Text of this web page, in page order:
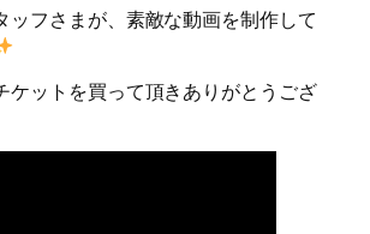
ッフさまが、素敵な動画を制作して
ケットを買って頂きありがとうござ